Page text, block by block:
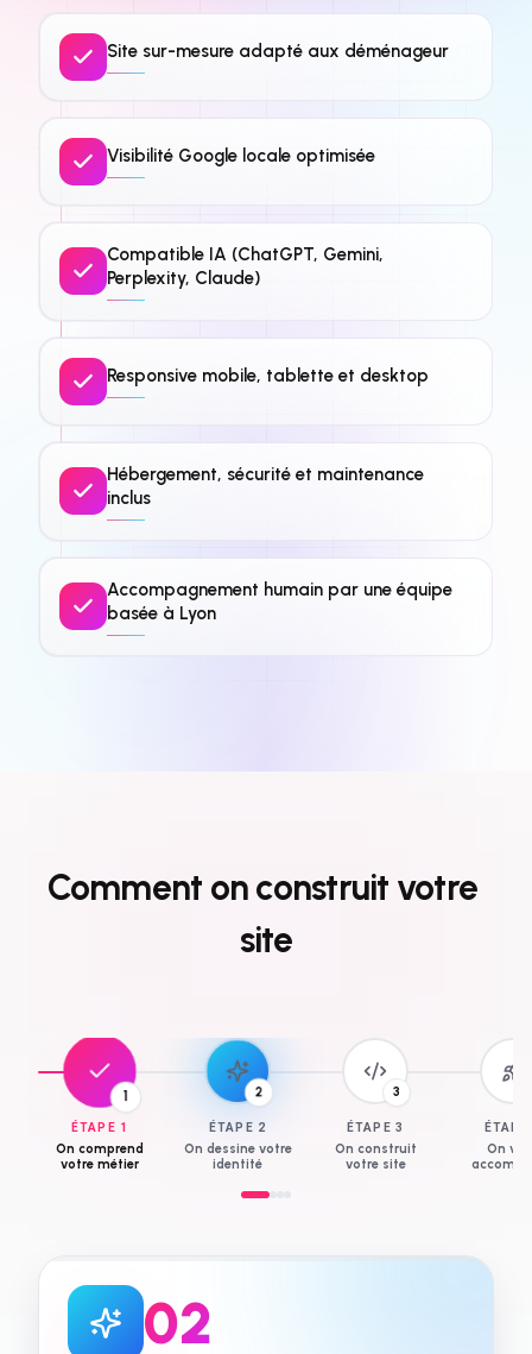
Site sur-mesure adapté aux déménageur
Visibilité Google locale optimisée
Compatible IA (ChatGPT, Gemini,
Perplexity, Claude)
Responsive mobile, tablette et desktop
Hébergement, sécurité et maintenance
inclus
Accompagnement humain par une équipe
basée à Lyon
Comment onconstruit votre
site
1
ÉTAPE 1
On comprend
votre métier
2
ÉTAPE 2
On dessine votre
identité
3
ÉTAPE 3
On construit
votre site
ÉTAPE
On
03